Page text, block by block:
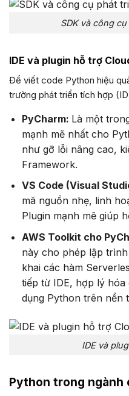
SDK và công
IDE và plugin hỗ trợ
Để viết code Python hiệu
trường phát triển tích hợp
PyCharm: Là một
mạnh mẽ nhất cho
như gỡ lỗi nâng cao,
Framework.
VS Code (Visual
mã nguồn nhẹ, linh
Plugin mạnh mẽ giúp
AWS Toolkit cho
này cho phép lập
khai các hàm
tiếp từ IDE, hợp lý
dụng Python trên nền
IDE và
Python trong ngành